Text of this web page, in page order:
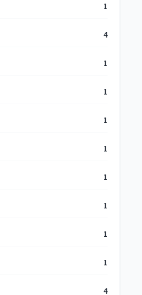
1
4
1
1
1
1
1
1
1
1
4